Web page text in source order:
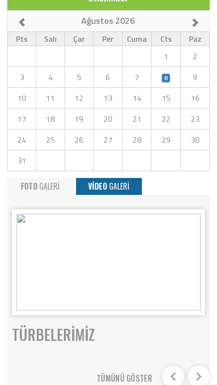
Ağustos 2026
Pts Salı Çar Per Cuma Cts
Paz
1
2
3
4 5 6 7 8
9
10
11 12 13 14 15
16
17
18 19 20 21 22
23
24
25 26 27 28 29
30
31
FOTO GALERİ VİDEO GALERİ
TÜRBELERİMİZ
TÜMÜNÜ GÖSTER